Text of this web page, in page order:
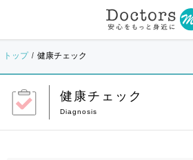
トップ 健康チェック
健康チェック